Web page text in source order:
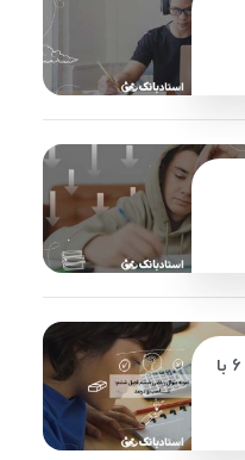
نمونه سوالات ریاضی ششم فصل 6 با